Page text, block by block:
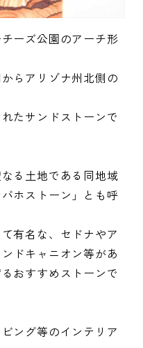
ーズ公園のアーチ形
らアリゾナ州北側の
たサンドストーンで
る土地である同地域
ホストーン」とも呼
有名な、セドナやア
ドキャニオン等があ
おすすめストーンで
ング等のインテリア